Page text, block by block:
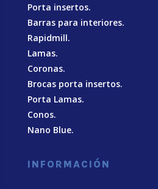
Porta insertos.
Barras para interiores.
Rapidmill.
Lamas.
Coronas.
Brocas porta insertos.
Porta Lamas.
Conos.
Nano Blue.
INFORMACIÓN